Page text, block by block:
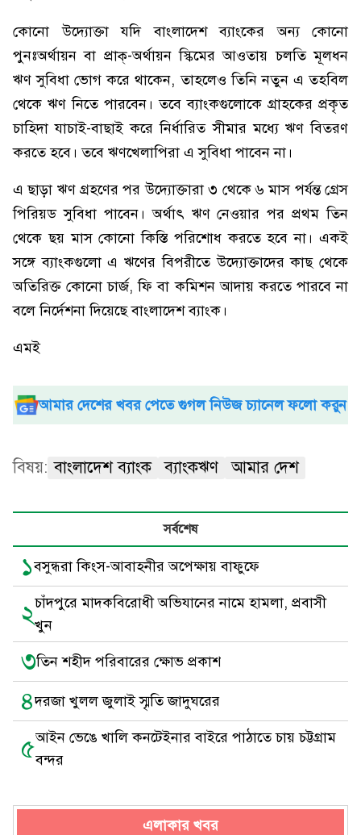
কোনো উদ্যোক্তা যদি বাংলাদেশ ব্যাংকের অন্য কোনো
পুনঃঅর্থায়ন বা প্রাক্-অর্থায়ন স্কিমের আওতায় চলতি মূলধন
ঋণ সুবিধা ভোগ করে থাকেন, তাহলেও তিনি নতুন এ তহবিল
থেকে ঋণ নিতে পারবেন। তবে ব্যাংকগুলোকে গ্রাহকের প্রকৃত
চাহিদা যাচাই-বাছাই করে নির্ধারিত সীমার মধ্যে ঋণ বিতরণ
করতে হবে। তবে ঋণখেলাপিরা এ সুবিধা পাবেন না।
এ ছাড়া ঋণ গ্রহণের পর উদ্যোক্তারা ৩ থেকে ৬ মাস পর্যন্ত গ্রেস
পিরিয়ড সুবিধা পাবেন। অর্থাৎ ঋণ নেওয়ার পর প্রথম তিন
থেকে ছয় মাস কোনো কিস্তি পরিশোধ করতে হবে না। একই
সঙ্গে ব্যাংকগুলো এ ঋণের বিপরীতে উদ্যোক্তাদের কাছ থেকে
অতিরিক্ত কোনো চার্জ, ফি বা কমিশন আদায় করতে পারবে না
বলে নির্দেশনা দিয়েছে বাংলাদেশ ব্যাংক।
এমই
আমার দেশের খবর পেতে গুগল নিউজ চ্যানেল ফলো করুন
বিষয়: বাংলাদেশ ব্যাংক ব্যাংকঋণ আমার দেশ
সর্বশেষ
১বসুন্ধরা কিংস-আবাহনীর অপেক্ষায় বাফুফে
২চাঁদপুরে মাদকবিরোধী অভিযানের নামে হামলা, প্রবাসী
খুন
৩তিন শহীদ পরিবারের ক্ষোভ প্রকাশ
৪দরজা খুলল জুলাই স্মৃতি জাদুঘরের
৫আইন ভেঙে খালি কনটেইনার বাইরে পাঠাতে চায় চট্টগ্রাম
বন্দর
এলাকার খবর